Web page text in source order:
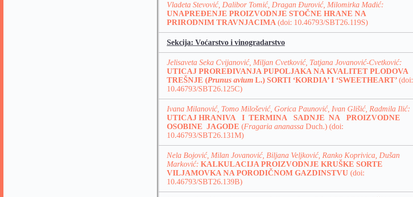
Vladeta Stevović, Dalibor Tomić, Dragan Đurović, Milomirka Madić:
UNAPREĐENJE PROIZVODNJE STOČNE HRANE NA
PRIRODNIM TRAVNJACIMA (doi: 10.46793/SBT26.119S)
Sekcija: Voćarstvo i vinogradarstvo
Jelisaveta Seka Cvijanović, Miljan Cvetković, Tatjana Jovanović-Cvetković:
UTICAJ PROREĐIVANJA PUPOLJAKA NA KVALITET PLODOVA
TREŠNJE (Prunus avium L.) SORTI ‘KORDIA’ I ‘SWEETHEART’(doi:
10.46793/SBT26.125C)
Ivana Milanović, Tomo Milošević, Gorica Paunović, Ivan Glišić, Radmila Ilić:
UTICAJ HRANIVA I TERMINA SADNJE NA PROIZVODNE
OSOBINE JAGODE (Fragaria ananassa Duch.) (doi:
10.46793/SBT26.131M)
Nela Bojović, Milan Jovanović, Biljana Veljković, Ranko Koprivica, Dušan
Marković: KALKULACIJA PROIZVODNJE KRUŠKE SORTE
VILJAMOVKA NA PORODIČNOM GAZDINSTVU (doi:
10.46793/SBT26.139B)